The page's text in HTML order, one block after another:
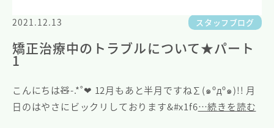
スタッフブログ
2021.12.13
矯正治療中のトラブルについて★パート
1
こんにちは🧸-.*˚❤︎‪ 12月もあと半月ですね∑(๑ºдº๑)!! 月
日のはやさにビックリしております&#x1f6…続きを読む